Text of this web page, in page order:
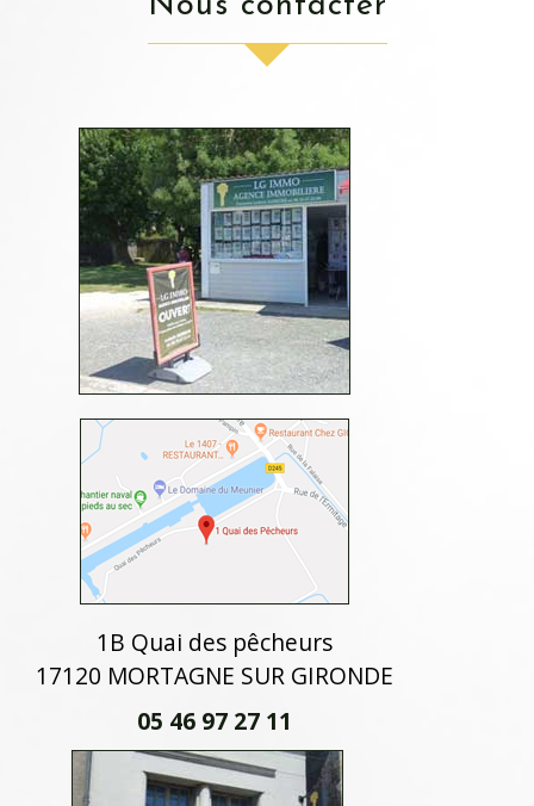
1B Quai des pêcheurs
17120 MORTAGNE SUR GIRONDE
05 46 97 27 11